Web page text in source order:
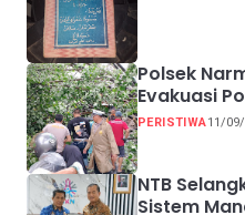
Polsek
Evakuasi
PERISTIWA11/
NTB
Sistem